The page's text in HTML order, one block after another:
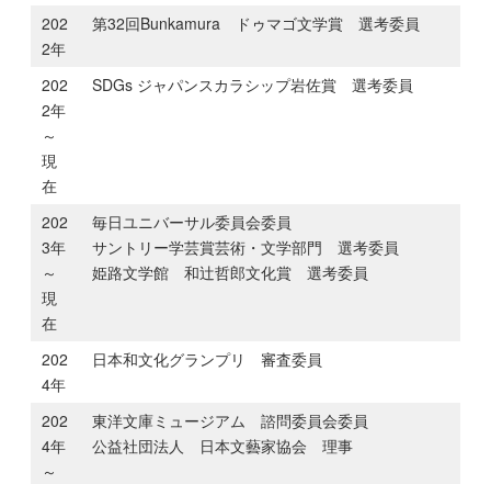
202
2年
第32回Bunkamura ドゥマゴ文学賞 選考委員
202
2年
～
現
在
SDGs ジャパンスカラシップ岩佐賞 選考委員
202
3年
～
現
在
毎日ユニバーサル委員会委員
サントリー学芸賞芸術・文学部門 選考委員
姫路文学館 和辻哲郎文化賞 選考委員
202
4年
日本和文化グランプリ 審査委員
202
4年
～
東洋文庫ミュージアム 諮問委員会委員
公益社団法人 日本文藝家協会 理事